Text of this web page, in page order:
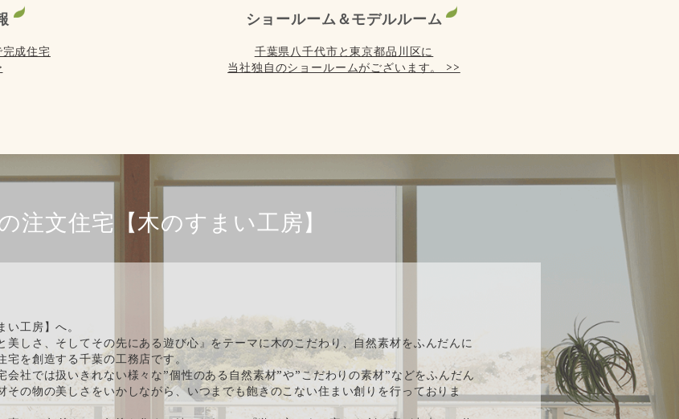
成住宅
ショールーム＆モデルルーム
千葉県八千代市と東京都品川区に
当社独自のショールームがございます。 >>
注文住宅【木のすまい工房】
工房】へ。
美しさ、そしてその先にある遊び心』をテーマに木のこだわり、自然素材をふんだんに
宅を創造する千葉の工務店です。
社では扱いきれない様々な”個性のある自然素材”や”こだわりの素材”などをふんだん
その物の美しさをいかしながら、いつまでも飽きのこない住まい創りを行っておりま